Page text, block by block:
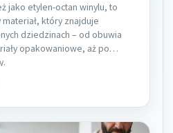
jako etylen-octan winylu, to
który znajduje
dziedzinach – od obuwia
opakowaniowe, aż po